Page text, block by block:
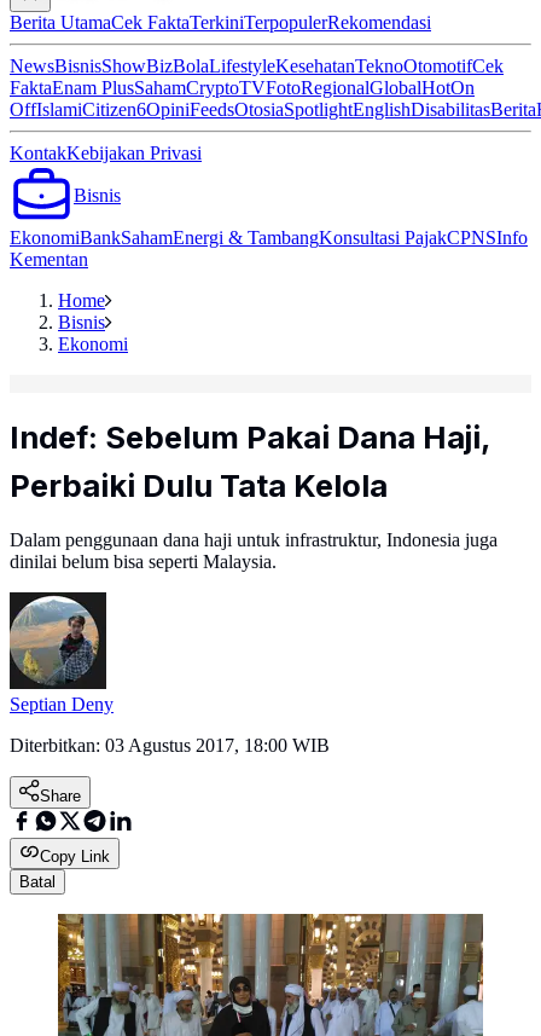
Berita UtamaCek FaktaTerkiniTerpopulerRekomendasi
NewsBisnisShowBizBolaLifestyleKesehatanTeknoOtomotifCek
FaktaEnam PlusSahamCryptoTVFotoRegionalGlobalHotOn
OffIslamiCitizen6OpiniFeedsOtosiaSpotlightEnglishDisabilitasBerita
KontakKebijakan Privasi
Bisnis
EkonomiBankSahamEnergi & TambangKonsultasi PajakCPNSInfo
Kementan
Home
Bisnis
Ekonomi
Indef: Sebelum Pakai Dana Haji,
Perbaiki Dulu Tata Kelola
Dalam penggunaan dana haji untuk infrastruktur, Indonesia juga
dinilai belum bisa seperti Malaysia.
Septian Deny
Diterbitkan: 03 Agustus 2017, 18:00 WIB
Share
Copy Link
Batal